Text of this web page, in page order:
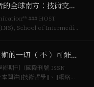
第九屆網絡社會年會 | 複音的全球南方：技術交流的空間
### HOST
School of Intermedia
ACID #1 《反⽂化! 重置技術的一切（ 不 ）可能性》 正式發行
期刊（國際刊號 ISSN
關注[[技術哲學]]、[[網絡社